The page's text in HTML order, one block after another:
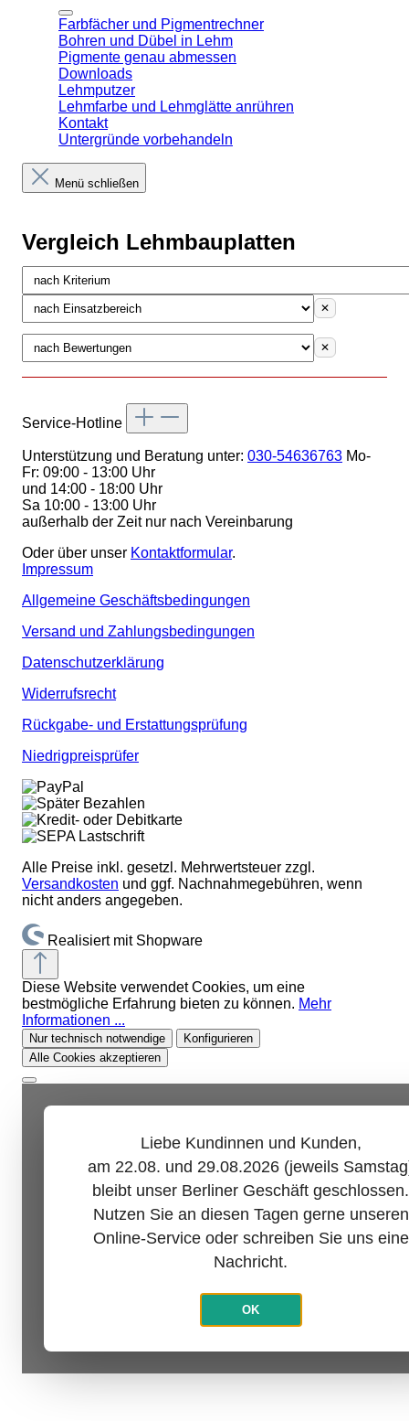
Farbfächer und Pigmentrechner
Bohren und Dübel in Lehm​
Pigmente genau abmessen
Downloads
Lehmputzer
Lehmfarbe und Lehmglätte anrühren
Kontakt
Untergründe vorbehandeln
Menü schließen
Vergleich Lehmbauplatten
✕
✕
Service-Hotline
Unterstützung und Beratung unter: 030-54636763 Mo-
Fr: 09:00 - 13:00 Uhr
und 14:00 - 18:00 Uhr
Sa 10:00 - 13:00 Uhr
außerhalb der Zeit nur nach Vereinbarung
Oder über unser Kontaktformular.
Impressum
Allgemeine Geschäftsbedingungen
Versand und Zahlungsbedingungen
Datenschutzerklärung
Widerrufsrecht
Rückgabe- und Erstattungsprüfung
Niedrigpreisprüfer
Alle Preise inkl. gesetzl. Mehrwertsteuer zzgl.
Versandkosten und ggf. Nachnahmegebühren, wenn
nicht anders angegeben.
Realisiert mit Shopware
Diese Website verwendet Cookies, um eine
bestmögliche Erfahrung bieten zu können. Mehr
Informationen ...
Nur technisch notwendige
Konfigurieren
Alle Cookies akzeptieren
Liebe Kundinnen und Kunden,
am 22.08. und 29.08.2026 (jeweils
bleibt unser Berliner Geschäft geschlossen.
Nutzen Sie an diesen Tagen gerne unseren
Online-Service oder schreiben Sie uns eine
Nachricht.
OK